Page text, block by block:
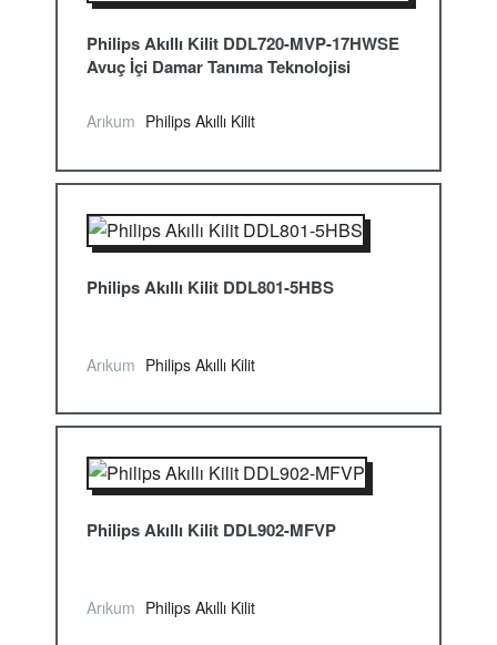
Philips Akıllı Kilit DDL720-MVP-17HWSE
Avuç İçi Damar Tanıma Teknolojisi
Arıkum Philips Akıllı Kilit
Philips Akıllı Kilit DDL801-5HBS
Arıkum Philips Akıllı Kilit
Philips Akıllı Kilit DDL902-MFVP
Arıkum Philips Akıllı Kilit